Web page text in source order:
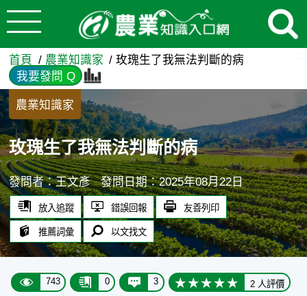
跳到主要內容
玫瑰生了我無法判斷的病 -
首頁 農業知識家
玫瑰生了我無法判斷的病
我要發問 Q
農業知識家
玫瑰生了我無法判斷的病
發問者：王文彥 發問日期：2025年08月22日
放入追蹤 錯誤回報 友善列印
推薦詞彙 以文找文
743 0 3 2 人評價